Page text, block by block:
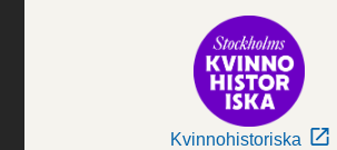
Kvinnohistoriska